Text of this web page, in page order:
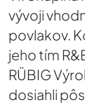
vývoji
povlakov.
jeho tím
RÜBIG
dosiahli